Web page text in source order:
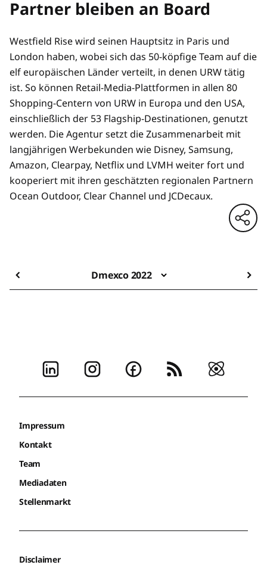
Partner bleiben an Board
Westfield Rise wird seinen Hauptsitz in Paris und
London haben, wobei sich das 50-köpfige Team auf die
elf europäischen Länder verteilt, in denen URW tätig
ist. So können Retail-Media-Plattformen in allen 80
Shopping-Centern von URW in Europa und den USA,
einschließlich der 53 Flagship-Destinationen, genutzt
werden. Die Agentur setzt die Zusammenarbeit mit
langjährigen Werbekunden wie Disney, Samsung,
Amazon, Clearpay, Netflix und LVMH weiter fort und
kooperiert mit ihren geschätzten regionalen Partnern
Ocean Outdoor, Clear Channel und JCDecaux.
Dmexco 2022
Impressum
Kontakt
Team
Mediadaten
Stellenmarkt
Disclaimer